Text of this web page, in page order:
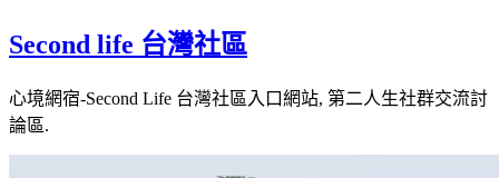
to
Second life 台灣社區
心境網宿-Second Life 台灣社區入口網站, 第二人生社群交流討
論區.